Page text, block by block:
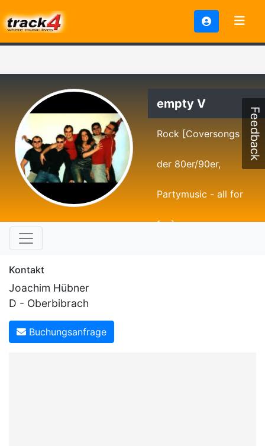
empty V
Rock [Coversongs
der 80er/90er,
Partymusic - all for
fun]
Kontakt
Joachim Hübner
D - Oberbibrach
Buchungsanfrage
Feedback